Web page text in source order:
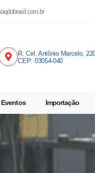
R. Cel. Antônio Marcelo,
CEP: 03054-040
Eventos Importação